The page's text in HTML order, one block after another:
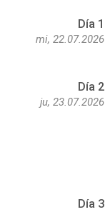
Día 1
mi, 22.07.2026
Día 2
ju, 23.07.2026
Día 3